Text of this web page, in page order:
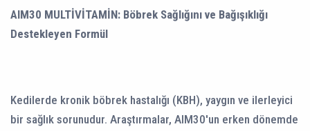
AIM30 MULTİVİTAMİN: Böbrek Sağlığını ve Bağışıklığı
Destekleyen Formül
Kedilerde kronik böbrek hastalığı (KBH), yaygın ve ilerleyici
bir sağlık sorunudur. Araştırmalar, AIM30'un erken dönemde